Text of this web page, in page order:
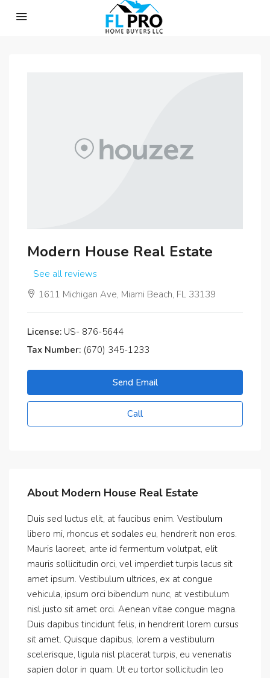
Modern House Real Estate
See all reviews
1611 Michigan Ave, Miami Beach, FL 33139
License: US- 876-5644
Tax Number: (670) 345-1233
Send Email
Call
About Modern House Real Estate
Duis sed luctus elit, at faucibus enim. Vestibulum
libero mi, rhoncus et sodales eu, hendrerit non eros.
Mauris laoreet, ante id fermentum volutpat, elit
mauris sollicitudin orci, vel imperdiet turpis lacus sit
amet ipsum. Vestibulum ultrices, ex at congue
vehicula, ipsum orci bibendum nunc, at vestibulum
nisl justo sit amet orci. Aenean vitae congue magna.
Duis dapibus tincidunt felis, in hendrerit lorem cursus
sit amet. Quisque dapibus, lorem a vestibulum
scelerisque, ligula nisl placerat turpis, eu venenatis
sapien dolor in quam. Ut eu tortor sollicitudin leo